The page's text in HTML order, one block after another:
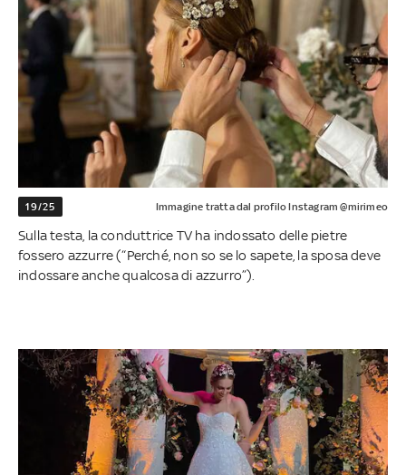
19/25 Immagine tratta dal profilo Instagram @mirimeo
Sulla testa, la conduttrice TV ha indossato delle pietre
fossero azzurre (“Perché, non so se lo sapete, la sposa deve
indossare anche qualcosa di azzurro”).